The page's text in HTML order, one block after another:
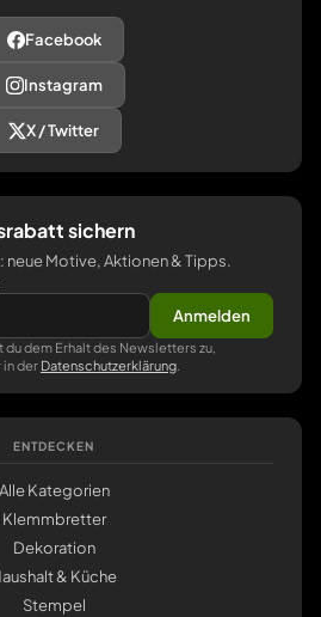
Facebook
Instagram
X / Twitter
sichern
Motive, Aktionen & Tipps.
Anmelden
dem Erhalt des Newsletters zu,
in der Datenschutzerklärung
ENTDECKEN
Alle Kategorien
Klemmbretter
Dekoration
& Küche
Stempel